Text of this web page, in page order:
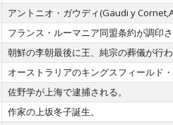
アントニオ・ガウディ(Gaudi y
フランス・ルーマニア同盟条約が調印さ
朝鮮の李朝最後に王、純宗の葬儀が行
オーストラリアのキングスフィールド
佐野学が上海で逮捕される。
作家の上坂冬子誕生。